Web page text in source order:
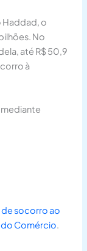
Haddad, o
No
até R$ 50,9
à
de socorro ao
do Comércio.